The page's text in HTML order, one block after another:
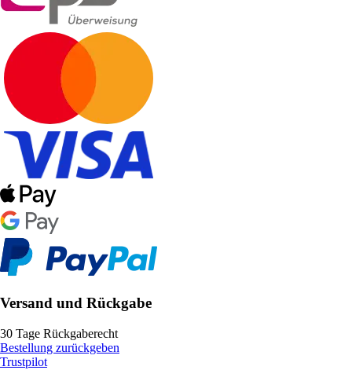
Versand und Rückgabe
30 Tage Rückgaberecht
Bestellung zurückgeben
Trustpilot